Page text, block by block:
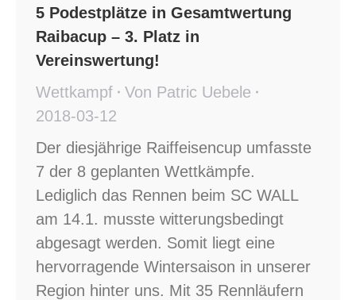
5 Podestplätze in Gesamtwertung
Raibacup – 3. Platz in
Vereinswertung!
Wettkampf
Von Patric Uebele
2018-03-12
Der diesjährige Raiffeisencup umfasste
7 der 8 geplanten Wettkämpfe.
Lediglich das Rennen beim SC WALL
am 14.1. musste witterungsbedingt
abgesagt werden. Somit liegt eine
hervorragende Wintersaison in unserer
Region hinter uns. Mit 35 Rennläufern